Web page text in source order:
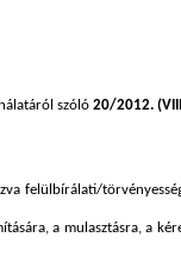
szóló 20/2012.
felülbírálati/
a mulasztásra, a